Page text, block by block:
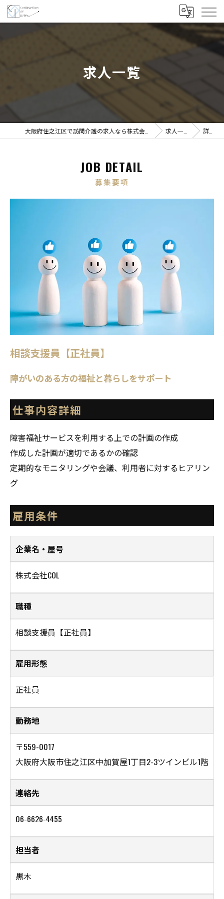
求人一覧
求人一覧 詳細
募集要項
JOB DETAIL
相談支援員【正社員】
障がいのある方の福祉と暮らしをサポート
仕事内容詳細
障害福祉サービスを利用する上での計画の作成
作成した計画が適切であるかの確認
定期的なモニタリングや会議、利用者に対するヒアリン
グ
雇用条件
企業名・屋号
株式会社COL
職種
相談支援員【正社員】
雇用形態
正社員
勤務地
〒559-0017
大阪府大阪市住之江区中加賀屋1丁目2-3ツインビル1階
連絡先
06-6626-4455
担当者
黒木